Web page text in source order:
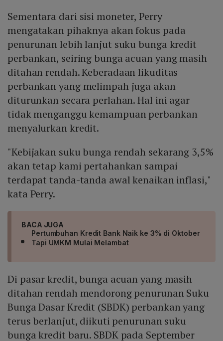
Sementara dari sisi moneter, Perry
mengatakan pihaknya akan fokus pada
penurunan lebih lanjut suku bunga kredit
perbankan, seiring bunga acuan yang masih
ditahan rendah. Keberadaan likuditas
perbankan yang melimpah juga akan
diturunkan secara perlahan. Hal ini agar
tidak menganggu kemampuan perbankan
menyalurkan kredit.
"Kebijakan suku bunga rendah sekarang 3,5%
akan tetap kami pertahankan sampai
terdapat tanda-tanda awal kenaikan inflasi,"
kata Perry.
BACA JUGA
Pertumbuhan Kredit Bank Naik ke 3% di Oktober
Tapi UMKM Mulai Melambat
Di pasar kredit, bunga acuan yang masih
ditahan rendah mendorong penurunan Suku
Bunga Dasar Kredit (SBDK) perbankan yang
terus berlanjut, diikuti penurunan suku
bunga kredit baru. SBDK pada September